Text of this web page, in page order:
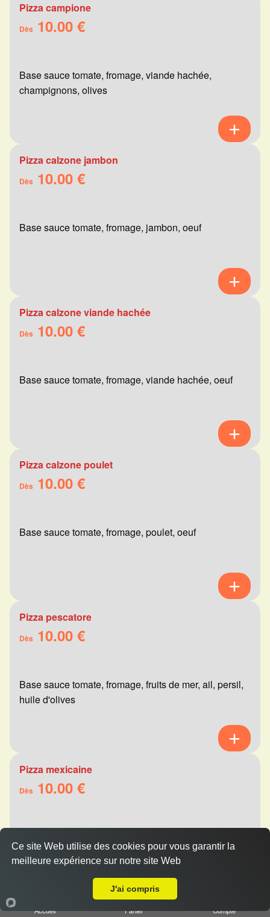
Pizza campione
Dès 10.00 €
Base sauce tomate, fromage, viande hachée,
champignons, olives
Pizza calzone jambon
Dès 10.00 €
Base sauce tomate, fromage, jambon, oeuf
Pizza calzone viande hachée
Dès 10.00 €
Base sauce tomate, fromage, viande hachée, oeuf
Pizza calzone poulet
Dès 10.00 €
Base sauce tomate, fromage, poulet, oeuf
Pizza pescatore
Dès 10.00 €
Base sauce tomate, fromage, fruits de mer, ail, persil,
huile d'olives
Pizza mexicaine
Dès 10.00 €
merguez, champignons, poivrons
Accueil Panier Compte
Ce site Web utilise des cookies pour vous garantir la
meilleure expérience sur notre site Web
J'ai compris